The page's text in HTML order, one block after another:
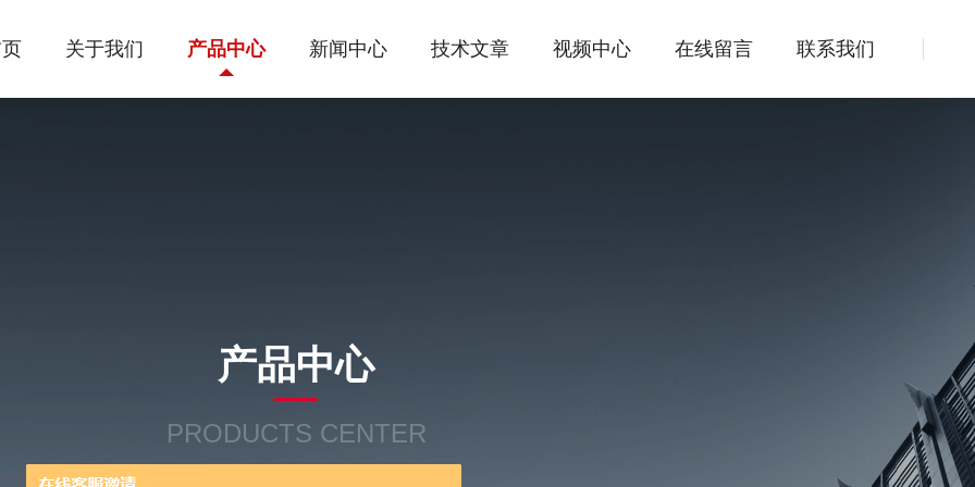
关于我们 产品中心 新闻中心 技术文章 视频中心 在线留言 联系我们
产品中心
PRODUCTS CENTER